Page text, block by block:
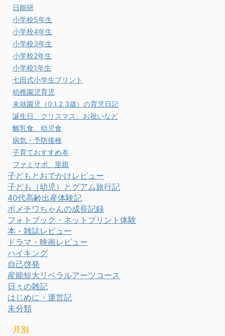
日能研
小学校5年生
小学校4年生
小学校3年生
小学校2年生
小学校1年生
七田式小学生プリント
幼稚園児育児
未就園児（0.1.2.3歳）の育児日記
誕生日、クリスマス、お祝いなど
離乳食、幼児食
病気・予防接種
子育ておすすめ本
ファミサポ、里親
子どもとおでかけレビュー
子ども（幼児）とグアム旅行記
40代高齢出産体験記
ポメチワちゃんの成長記録
フォトブック・ネットプリント体験
本・雑誌レビュー
ドラマ・映画レビュー
ハイキング
自己啓発
産能短大リベラルアーツコース
日々の雑記
はじめに・運営記
未分類
月別